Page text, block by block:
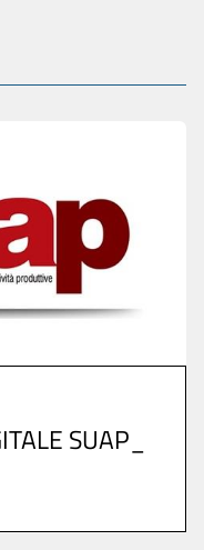
SUAP_